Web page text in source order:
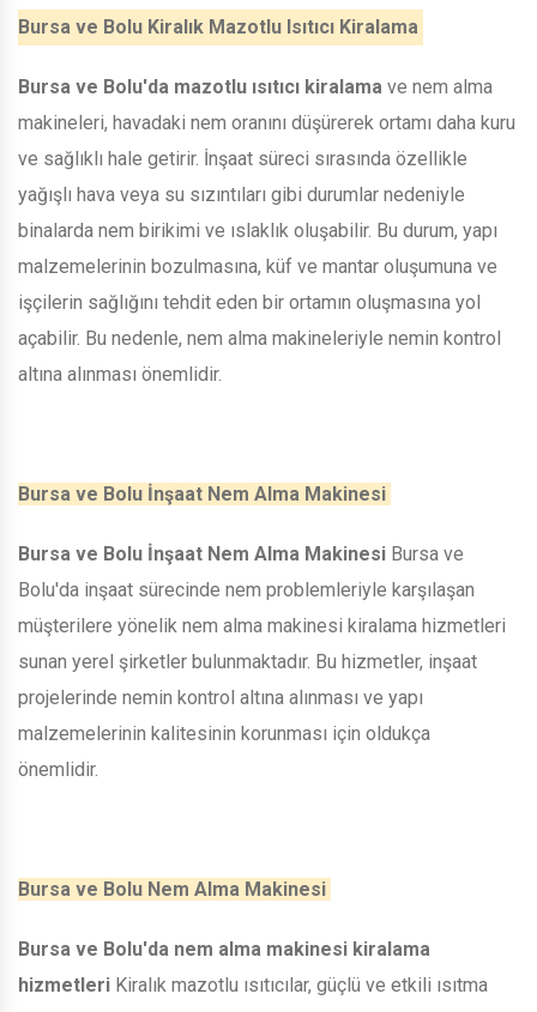
Bursa ve Bolu Kiralık Mazotlu Isıtıcı Kiralama
Bursa ve Bolu'da mazotlu ısıtıcı kiralama ve nem alma
makineleri, havadaki nem oranını düşürerek ortamı daha kuru
ve sağlıklı hale getirir. İnşaat süreci sırasında özellikle
yağışlı hava veya su sızıntıları gibi durumlar nedeniyle
binalarda nem birikimi ve ıslaklık oluşabilir. Bu durum, yapı
malzemelerinin bozulmasına, küf ve mantar oluşumuna ve
işçilerin sağlığını tehdit eden bir ortamın oluşmasına yol
açabilir. Bu nedenle, nem alma makineleriyle nemin kontrol
altına alınması önemlidir.
Bursa ve Bolu İnşaat Nem Alma Makinesi
Bursa ve Bolu İnşaat Nem Alma Makinesi Bursa ve
Bolu'da inşaat sürecinde nem problemleriyle karşılaşan
müşterilere yönelik nem alma makinesi kiralama hizmetleri
sunan yerel şirketler bulunmaktadır. Bu hizmetler, inşaat
projelerinde nemin kontrol altına alınması ve yapı
malzemelerinin kalitesinin korunması için oldukça
önemlidir.
Bursa ve Bolu Nem Alma Makinesi
Bursa ve Bolu'da nem alma makinesi kiralama
hizmetleri Kiralık mazotlu ısıtıcılar, güçlü ve etkili ısıtma